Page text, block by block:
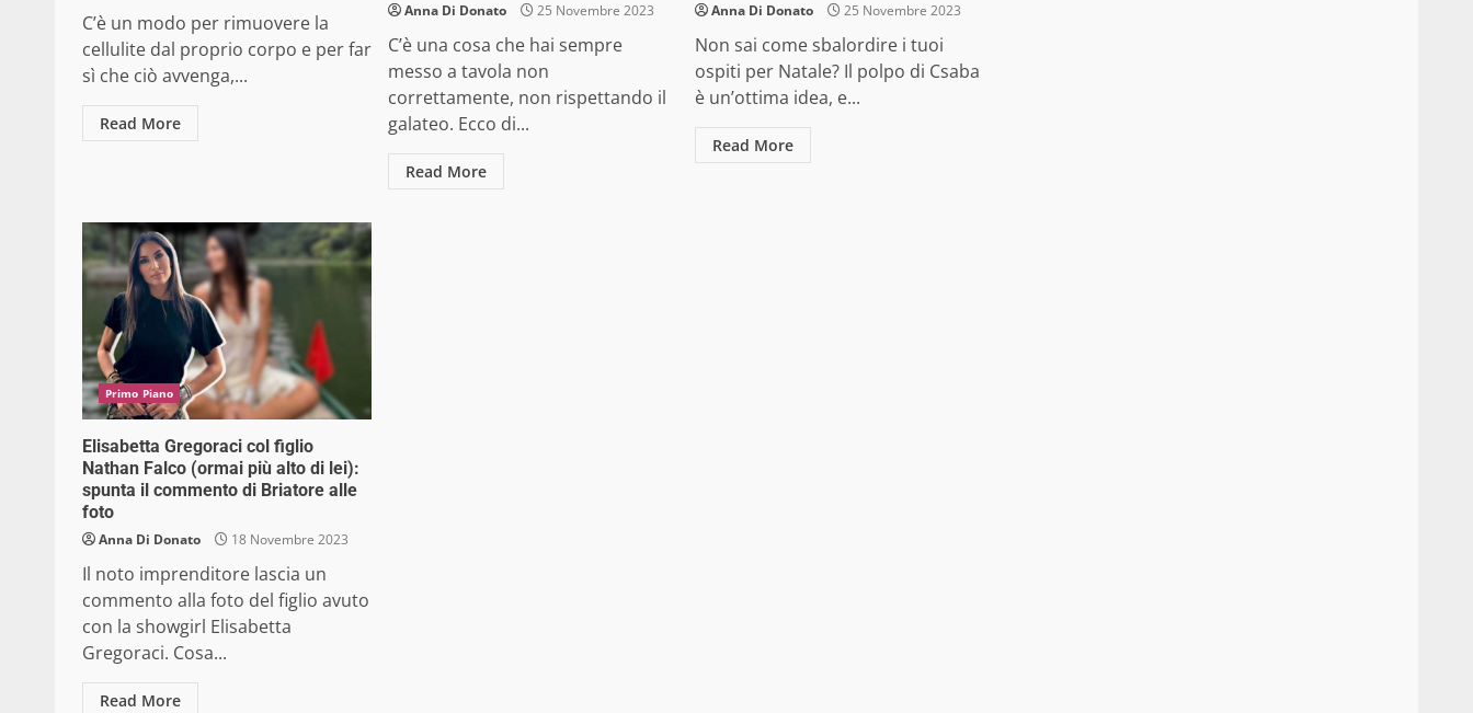
C’è un modo per rimuovere la
cellulite dal proprio corpo e per far
sì che ciò avvenga,...
Read More
Anna Di Donato 25 Novembre 2023
C’è una cosa che hai sempre
messo a tavola non
correttamente, non rispettando il
galateo. Ecco di...
Read More
Anna Di Donato 25 Novembre 2023
Non sai come sbalordire i tuoi
ospiti per Natale? Il polpo di Csaba
è un’ottima idea, e...
Read More
Primo Piano
Elisabetta Gregoraci col figlio
Nathan Falco (ormai più alto di lei):
spunta il commento di Briatore alle
foto
Anna Di Donato 18 Novembre 2023
Il noto imprenditore lascia un
commento alla foto del figlio avuto
con la showgirl Elisabetta
Gregoraci. Cosa...
Read More